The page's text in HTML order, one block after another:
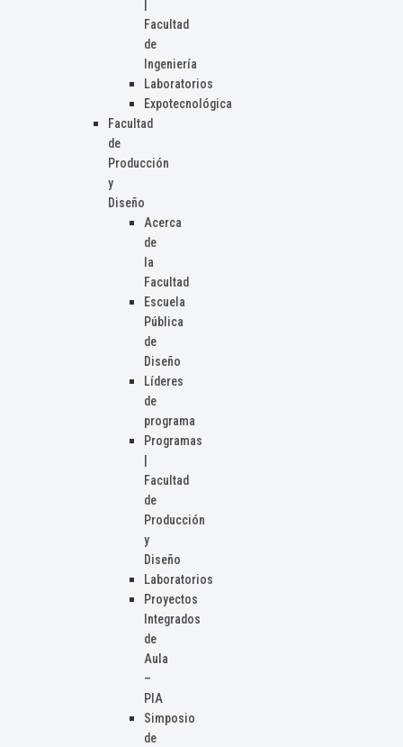
Facultad
de
Ingeniería
Laboratorios
Expotecnológica
Facultad
de
Producción
y
Diseño
Acerca
de
la
Facultad
Escuela
Pública
de
Diseño
Líderes
de
programa
Programas
Facultad
de
Producción
y
Diseño
Laboratorios
Proyectos
Integrados
de
Aula
–
PIA
Simposio
de